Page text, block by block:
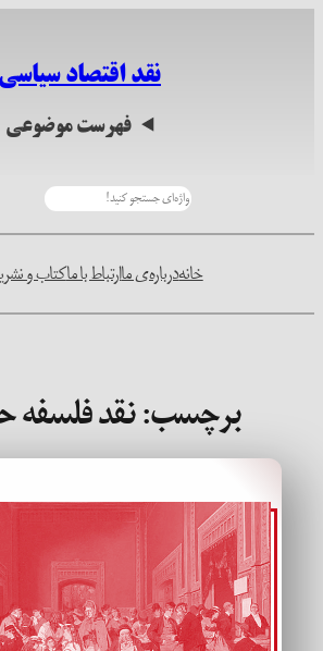
نقد اقتصاد سیاسی
فهرست موضوعی
خانهدرباره‌ی ماارتباط با ماکتاب و
برچسب:نقد